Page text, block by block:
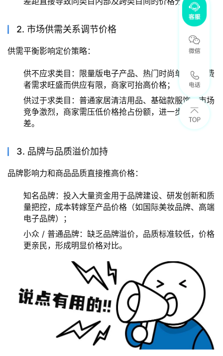
2. 市场供需关系调节价格
供需平衡影响定价策略：
供不应求类目：限量版电子产品、热门时尚单品，消费
者需求旺盛而供应有限，商家可抬高价格；
供过于求类目：普通家居清洁用品、基础款服饰，市场
竞争激烈，商家需压低价格抢占份额，进一步拉大价
差。
3. 品牌与品质溢价加持
品牌影响力和商品品质直接推高价格：
知名品牌：投入大量资金用于品牌建设、研发创新和质
量把控，成本转嫁至产品价格（如国际美妆品牌、高端
电子品牌）；
小众 / 普通品牌：缺乏品牌溢价，品质标准较低，价格
更亲民，形成明显价格对比。